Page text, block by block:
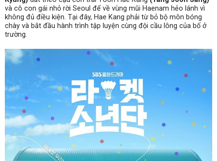
và cô con gái nhỏ rời Seoul để về vùng mũi Haenam hẻo lánh vì
không đủ điều kiện. Tại đây, Hae Kang phải từ bỏ bộ môn bóng
chày và bắt đầu hành trình tập luyện cùng đội cầu lông của bố ở
trường.